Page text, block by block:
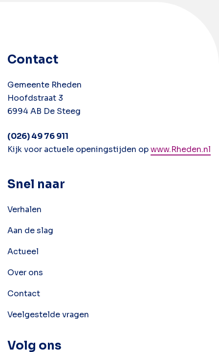
Contact
Gemeente Rheden
Hoofdstraat 3
6994 AB De Steeg
(026) 49 76 911
Kijk voor actuele openingstijden opwww.Rheden.nl
Snel naar
Verhalen
Aan de slag
Actueel
Over ons
Contact
Veelgestelde vragen
Volg ons